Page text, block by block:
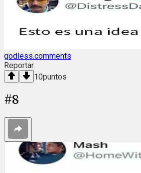
godless.comments
Reportar
10puntos
#8